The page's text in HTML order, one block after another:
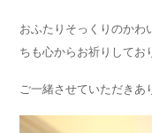
おふたりそっくりのかわ
ちも心からお祈りしてお
ご一緒させていただきあ